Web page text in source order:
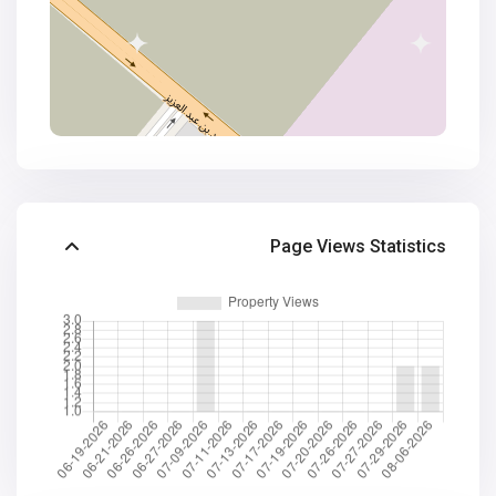
Page Views Statistics